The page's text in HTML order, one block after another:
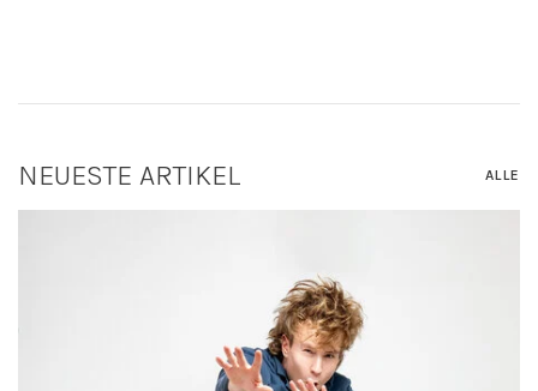
NEUESTE ARTIKEL ALLE